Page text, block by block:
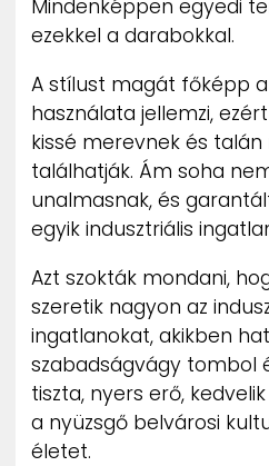
Mindenképpen egyedi
ezekkel a darabokkal.
A stílust magát főképp
használata jellemzi,
kissé merevnek és talán
találhatják. Ám soha
unalmasnak, és
egyik indusztriális
Azt szokták mondani,
szeretik nagyon az
ingatlanokat, akikben
szabadságvágy tombol
tiszta, nyers erő,
a nyüzsgő belvárosi
életet.